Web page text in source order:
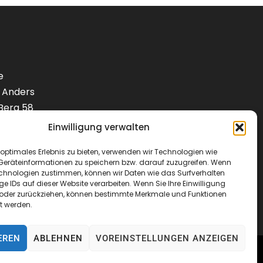
Einwilligung verwalten
Erlebnis zu bieten, verwenden wir Technologien wie
zu speichern bzw. darauf zuzugreifen. Wenn
zustimmen, können wir Daten wie das Surfverhalten
IDs auf dieser Website verarbeiten. Wenn Sie Ihre Einwilligung
zurückziehen, können bestimmte Merkmale und Funktionen
werden.
ABLEHNEN VOREINSTELLUNGEN ANZEIGEN
58
9288240